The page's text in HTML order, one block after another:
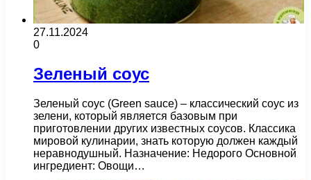
27.11.2024
0
Зеленый соус
Зеленый соус (Green sauce) – классический соус из
зелени, который является базовым при
приготовлении других известных соусов. Классика
мировой кулинарии, знать которую должен каждый
неравнодушный. Назначение: Недорого Основной
ингредиент: Овощи…